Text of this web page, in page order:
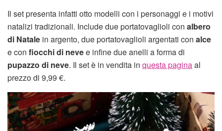
Il set presenta infatti otto modelli con i personaggi e i motivi
natalizi tradizionali. Include due portatovaglioli con albero
di Natale in argento, due portatovaglioli argentati con alce
e con fiocchi di nevee infine due anelli a forma di
pupazzo di neve. Il set è in vendita in questa paginaal
prezzo di 9,99 €.